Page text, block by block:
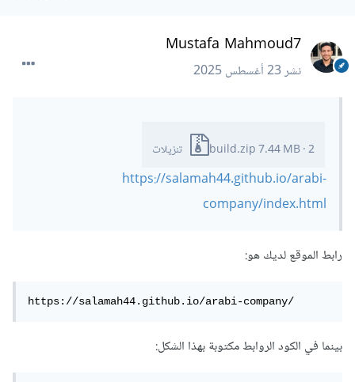
Mustafa Mahmoud7
نشر23 أغسطس 2025
build.zip7.44 MB·2 تنزيلات
https://salamah44.github.io/arabi-
company/index.html
رابط الموقع لديك هو:
https://salamah44.github.io/arabi-company/
بينما في الكود الروابط مكتوبة بهذا الشكل: